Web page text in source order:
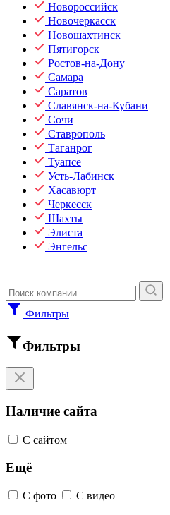
Новороссийск
Новочеркасск
Новошахтинск
Пятигорск
Ростов-на-Дону
Самара
Саратов
Славянск-на-Кубани
Сочи
Ставрополь
Таганрог
Туапсе
Усть-Лабинск
Хасавюрт
Черкесск
Шахты
Элиста
Энгельс
Фильтры
Фильтры
Наличие сайта
С сайтом
Ещё
С фото С видео